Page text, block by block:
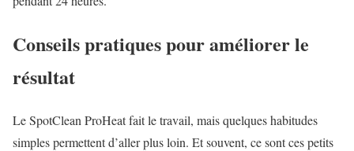
Conseils pratiques pour améliorer le
résultat
Le SpotClean ProHeat fait le travail, mais quelques habitudes
simples permettent d’aller plus loin. Et souvent, ce sont ces petits